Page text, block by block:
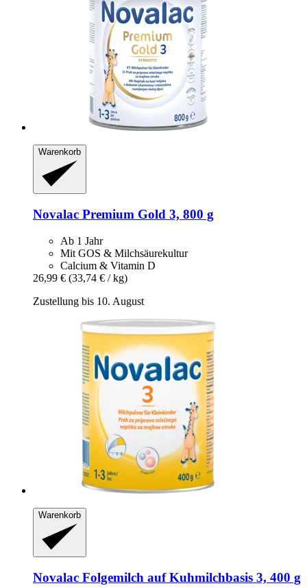
Warenkorb
Novalac Premium Gold 3, 800 g
Ab 1 Jahr
Mit GOS & Milchsäurekultur
Calcium & Vitamin D
26,99 € (33,74 € / kg)
Zustellung bis 10. August
Warenkorb
Novalac Folgemilch auf Kuhmilchbasis 3, 400 g